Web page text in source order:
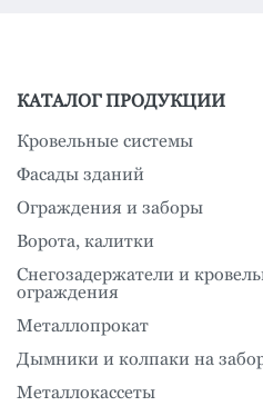
КАТАЛОГ ПРОДУКЦИИ
Кровельные системы
Фасады зданий
Ограждения и заборы
Ворота, калитки
Снегозадержатели и
ограждения
Металлопрокат
Дымники и колпаки на
Металлокассеты